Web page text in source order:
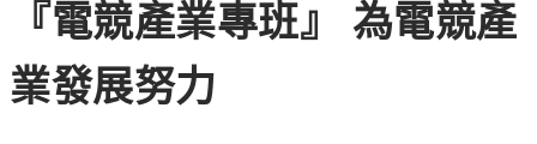
『電競產業專班』 為電競產
業發展努力